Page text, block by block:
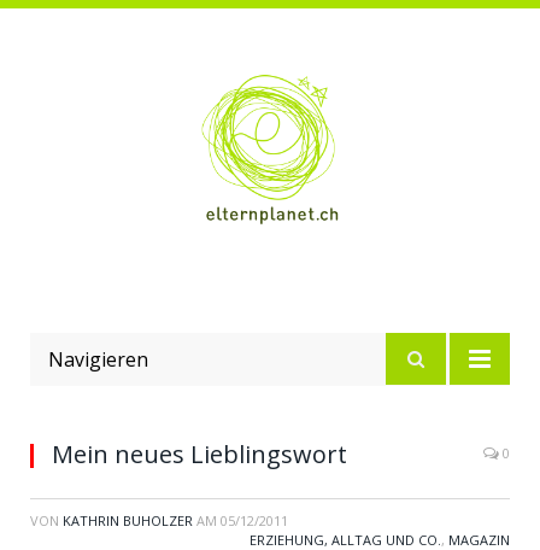
Navigieren
Mein neues Lieblingswort 0
VON KATHRIN BUHOLZER AM 05/12/2011
ERZIEHUNG, ALLTAG UND CO., MAGAZIN